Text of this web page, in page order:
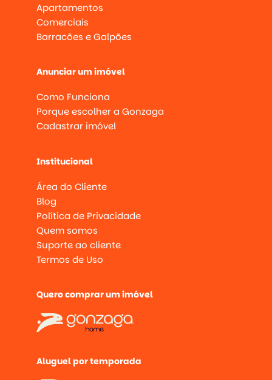
Apartamentos
Comerciais
Barracões e Galpões
Anunciar um imóvel
Como Funciona
Porque escolher a Gonzaga
Cadastrar imóvel
Institucional
Área do Cliente
Blog
Política de Privacidade
Quem somos
Suporte ao cliente
Termos de Uso
Quero comprar um imóvel
Aluguel por temporada